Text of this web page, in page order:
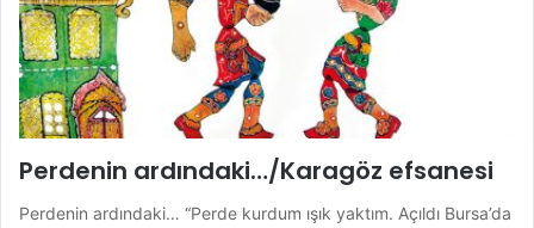
Perdenin ardındaki…/Karagöz efsanesi
Perdenin ardındaki… “Perde kurdum ışık yaktım. Açıldı Bursa’da